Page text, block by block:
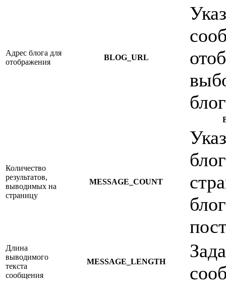
Адрес блога для
отображения
BLOG_URL
Количество
результатов,
выводимых на
страницу
MESSAGE_COUNT
Длина
выводимого
текста
сообщения
MESSAGE_LENGTH